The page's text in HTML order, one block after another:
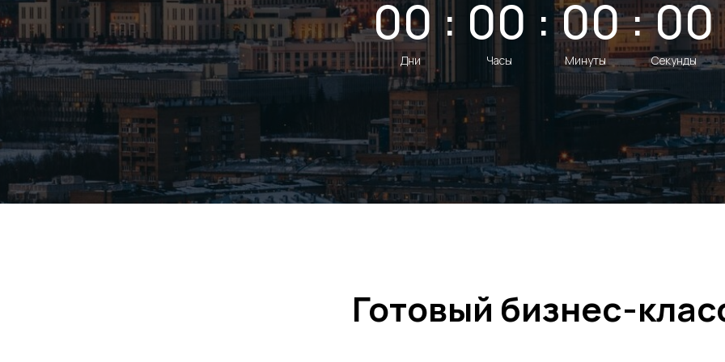
00 : 00 : 00 : 00
Дни Часы Минуты Секунды
Готовый бизнес-